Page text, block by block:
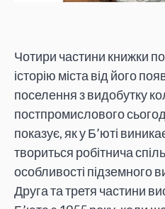
Чотири частини книжки
історію міста від його
поселення з видобутку
постпромислового
показує, як у Б’юті
твориться робітнича
особливості підземного
Друга та третя частини